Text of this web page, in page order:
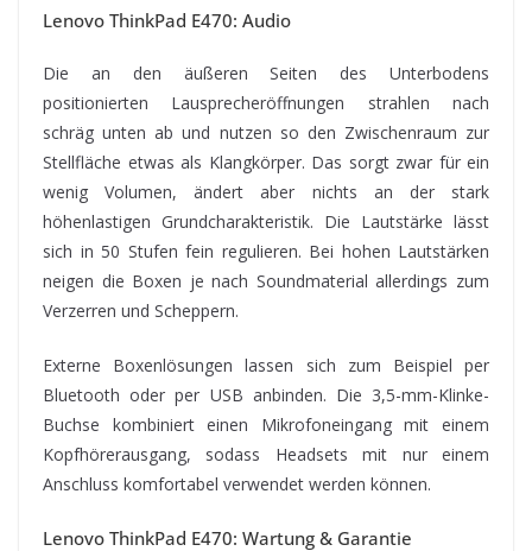
Lenovo ThinkPad E470: Audio
Die an den äußeren Seiten des Unterbodens
positionierten Lausprecheröffnungen strahlen nach
schräg unten ab und nutzen so den Zwischenraum zur
Stellfläche etwas als Klangkörper. Das sorgt zwar für ein
wenig Volumen, ändert aber nichts an der stark
höhenlastigen Grundcharakteristik. Die Lautstärke lässt
sich in 50 Stufen fein regulieren. Bei hohen Lautstärken
neigen die Boxen je nach Soundmaterial allerdings zum
Verzerren und Scheppern.
Externe Boxenlösungen lassen sich zum Beispiel per
Bluetooth oder per USB anbinden. Die 3,5-mm-Klinke-
Buchse kombiniert einen Mikrofoneingang mit einem
Kopfhörerausgang, sodass Headsets mit nur einem
Anschluss komfortabel verwendet werden können.
Lenovo ThinkPad E470: Wartung & Garantie